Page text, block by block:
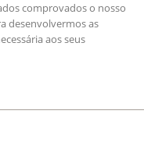
comprovados o nosso
desenvolvermos as
aos seus